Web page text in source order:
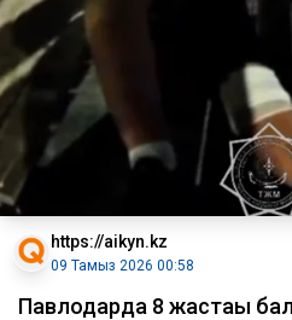
https://aikyn.kz
09 Тамыз 2026 00:58
Павлодарда 8 жастағы